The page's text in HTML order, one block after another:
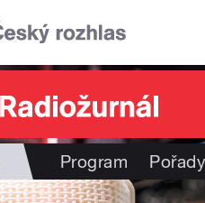
Program Pořady